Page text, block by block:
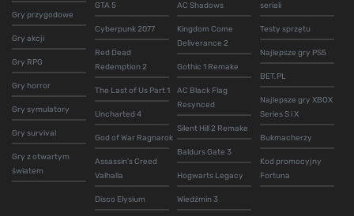
Gry przygodowe
Gry akcji
Gry RPG
Gry horror
Gry symulatory
Gry survival
Gry z otwartym
światem
GTA 5
Cyberpunk 2077
Red Dead
Redemption 2
The Last of Us Part 1
Uncharted 4
God of War Ragnarok
Assassin's Creed
Valhalla
Disco Elysium
AC Shadows
Kingdom Come
Deliverance 2
Gothic 1 Remake
AC Black Flag
Resynced
Silent Hill 2 Remake
Baldurs Gate 3
Hogwarts Legacy
Wiedźmin 3
seriali
Testy sprzętu
Najlepsze gry PS5
BET.PL
Najlepsze gry XBOX
Series S i X
Bukmacherzy
Kod promocyjny
Fortuna